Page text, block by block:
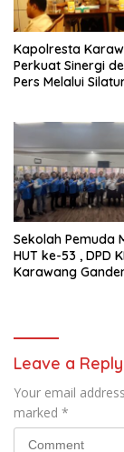
Kapolresta
Perkuat Sinergi
Pers Melalui
Sekolah Pemuda
HUT ke-53 , DPD
Karawang
Leave a Reply
Your email
marked *